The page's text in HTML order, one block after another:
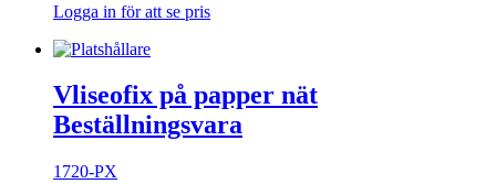
Logga in för att se pris
Vliseofix på papper nät
Beställningsvara
1720-PX